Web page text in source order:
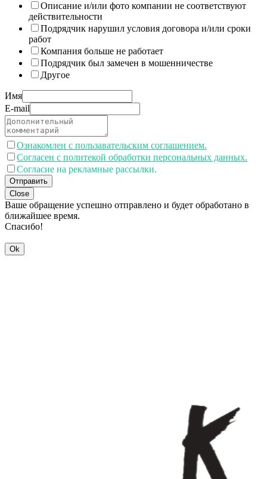
Описание и/или фото компании не соответствуют
действительности
Подрядчик нарушил условия договора и/или сроки
работ
Компания больше не работает
Подрядчик был замечен в мошенничестве
Другое
Имя
E-mail
Ознакомлен с пользавательским соглашением.
Согласен с политекой обработки персональных данных.
Согласие на рекламные рассылки.
Отправить
Close
Ваше обращение успешно отправлено и будет обработано в
ближайшее время.
Спасибо!
Ok